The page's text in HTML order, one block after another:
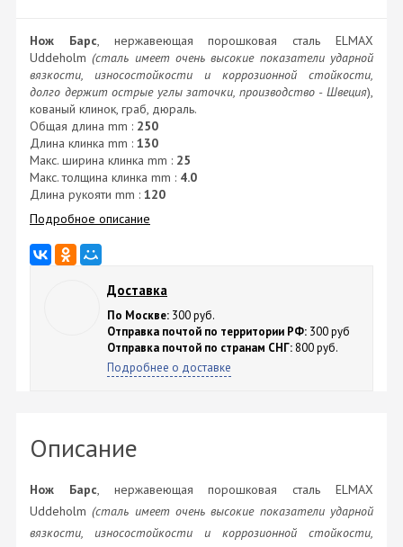
Нож Барс, нержавеющая порошковая сталь ELMAX
Uddeholm (сталь имеет очень высокие показатели ударной
вязкости, износостойкости и коррозионной стойкости,
долго держит острые углы заточки, производство - Швеция),
кованый клинок, граб, дюраль.
Общая длина mm : 250
Длина клинка mm : 130
Макс. ширина клинка mm : 25
Макс. толщина клинка mm : 4.0
Длина рукояти mm : 120
Подробное описание
Доставка
По Москве: 300 руб.
Отправка почтой по территории РФ: 300 руб
Отправка почтой по странам СНГ: 800 руб.
Подробнее о доставке
Описание
Нож Барс, нержавеющая порошковая сталь ELMAX
Uddeholm (сталь имеет очень высокие показатели ударной
вязкости, износостойкости и коррозионной стойкости,